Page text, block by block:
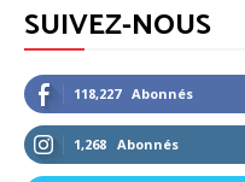
SUIVEZ-NOUS
118,227 Abonnés
1,268 Abonnés